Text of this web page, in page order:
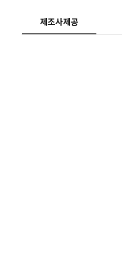
제조사제공